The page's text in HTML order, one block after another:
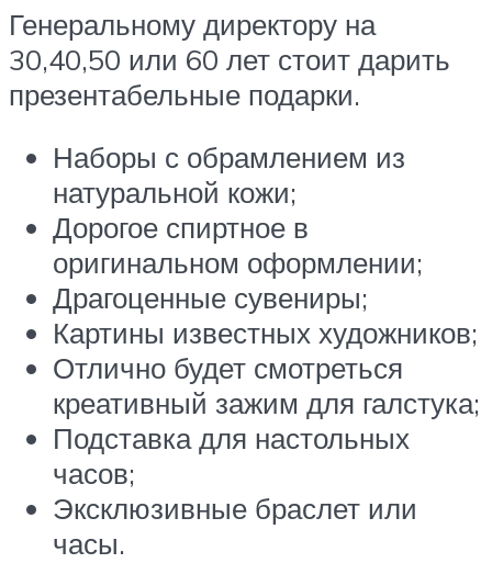
Генеральному директору на
30,40,50 или 60 лет стоит дарить
презентабельные подарки.
Наборы с обрамлением из
натуральной кожи;
Дорогое спиртное в
оригинальном оформлении;
Драгоценные сувениры;
Картины известных художников;
Отлично будет смотреться
креативный зажим для галстука;
Подставка для настольных
часов;
Эксклюзивные браслет или
часы.